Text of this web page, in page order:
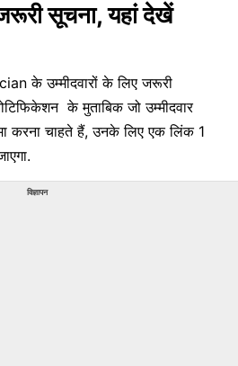
सूचना, यहां देखें
के उम्मीदवारों के लिए जरूरी
के मुताबिक जो उम्मीदवार
करना चाहते हैं, उनके लिए एक लिंक 1
विज्ञापन